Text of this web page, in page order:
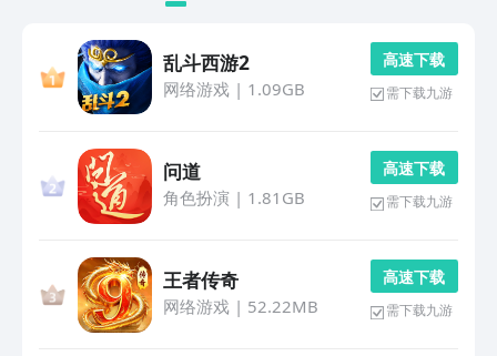
乱斗西游2
网络游戏| 1.09GB
高 速 下 载
需下载九游
问道
角色扮演 | 1.81GB
高 速 下 载
需下载九游
王者传奇
网络游戏| 52.22MB
高 速 下 载
需下载九游